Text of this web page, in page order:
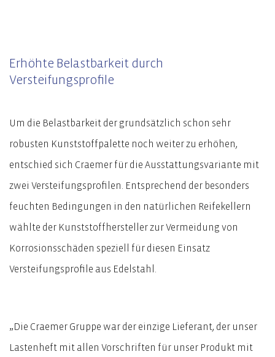
Erhöhte Belastbarkeit durch
Versteifungsprofile
Um die Belastbarkeit der grundsätzlich schon sehr
robusten Kunststoffpalette noch weiter zu erhöhen,
entschied sich Craemer für die Ausstattungsvariante mit
zwei Versteifungsprofilen. Entsprechend der besonders
feuchten Bedingungen in den natürlichen Reifekellern
wählte der Kunststoffhersteller zur Vermeidung von
Korrosionsschäden speziell für diesen Einsatz
Versteifungsprofile aus Edelstahl.
„Die Craemer Gruppe war der einzige Lieferant, der unser
Lastenheft mit allen Vorschriften für unser Produkt mit